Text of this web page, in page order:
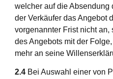
welcher auf die Absendung
der Verkäufer das Angebot
vorgenannter Frist nicht
des Angebots mit der
mehr an seine
2.4 Bei Auswahl einer von